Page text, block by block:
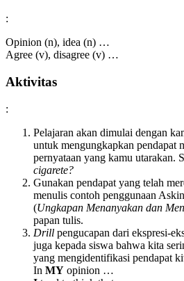
:
Opinion (n), idea (n) …
Agree (v), disagree (v) …
Aktivitas
:
Pelajaran akan dimulai dengan
untuk mengungkapkan pendapat
pernyataan yang kamu utarakan.
cigarete?
Gunakan pendapat yang telah
menulis contoh penggunaan
(Ungkapan Menanyakan dan
papan tulis.
Drill pengucapan dari ekspresi-
juga kepada siswa bahwa kita
yang mengidentifikasi pendapat
In MY opinion …